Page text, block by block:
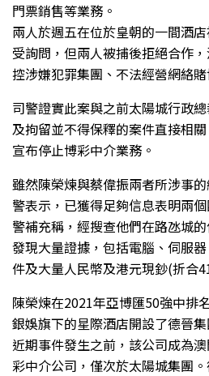
門票銷售等業務。
兩人於週五在位於皇朝的一間酒
受詢問，但兩人被捕後拒絕合作
控涉嫌犯罪集團、不法經營網絡
司警證實此案與之前太陽城行政
及拘留並不得保釋的案件直接相
宣布停止博彩中介業務。
雖然陳榮煉與蔡偉振兩者所涉事
警表示，已獲得足夠信息表明兩
警補充稱，經搜查他們在路氹城
發現大量證據，包括電腦、伺服
件及大量人民幣及港元現鈔(折合
陳榮煉在2021年亞博匯50強中排
銀娛旗下的星際酒店開設了德晉
近期事件發生之前，該公司成為
彩中介公司，僅次於太陽城集團